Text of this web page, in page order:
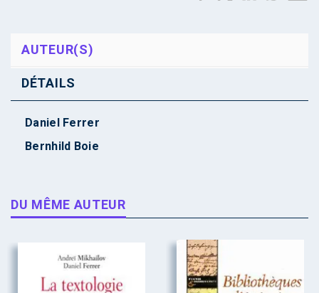
AUTEUR(S)
DÉTAILS
Daniel Ferrer
Bernhild Boie
DU MÊME AUTEUR